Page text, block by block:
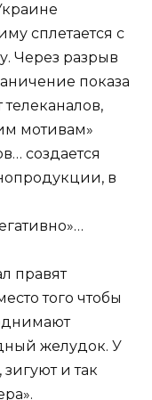
сплетается с
Через разрыв
показа
мотивам»
создается
в
правят
того чтобы
желудок. У
зигуют и так